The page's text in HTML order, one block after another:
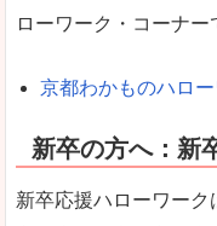
ローワーク・コーナー
京都わかものハロー
新卒の方へ：新
新卒応援ハローワー